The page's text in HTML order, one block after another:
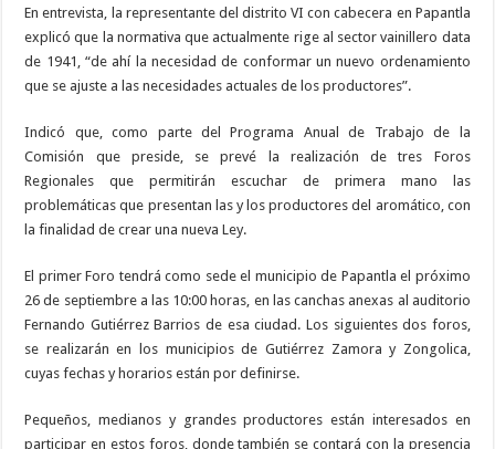
En entrevista, la representante del distrito VI con cabecera en Papantla
explicó que la normativa que actualmente rige al sector vainillero data
de 1941, “de ahí la necesidad de conformar un nuevo ordenamiento
que se ajuste a las necesidades actuales de los productores”.
Indicó que, como parte del Programa Anual de Trabajo de la
Comisión que preside, se prevé la realización de tres Foros
Regionales que permitirán escuchar de primera mano las
problemáticas que presentan las y los productores del aromático, con
la finalidad de crear una nueva Ley.
El primer Foro tendrá como sede el municipio de Papantla el próximo
26 de septiembre a las 10:00 horas, en las canchas anexas al auditorio
Fernando Gutiérrez Barrios de esa ciudad. Los siguientes dos foros,
se realizarán en los municipios de Gutiérrez Zamora y Zongolica,
cuyas fechas y horarios están por definirse.
Pequeños, medianos y grandes productores están interesados en
participar en estos foros, donde también se contará con la presencia